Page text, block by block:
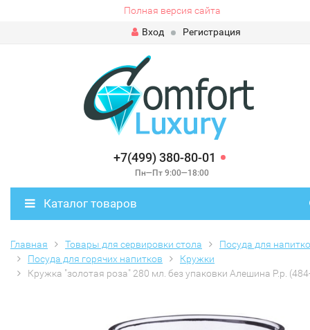
Полная версия сайта
Вход
Регистрация
+7(499) 380-80-01
Пн—Пт 9:00—18:00
Каталог товаров
Главная Товары для сервировки стола
Посуда для
Посуда для горячих напитков
Кружки
Кружка "золотая роза" 280 мл. без упаковки Алешина Р.р.